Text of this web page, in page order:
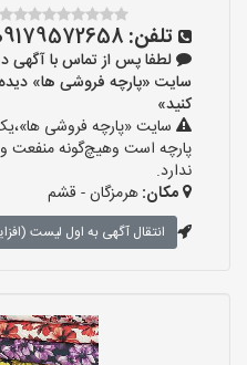
تلفن:
لطفا پس از تماس با آگهی
کنید»
سایت «پارچه فروشی
پارچه است وهیچ‌گونه منفعت و
ندارد.
مکان:هرمزگان - قشم
انتقال آگهی به اول لیست